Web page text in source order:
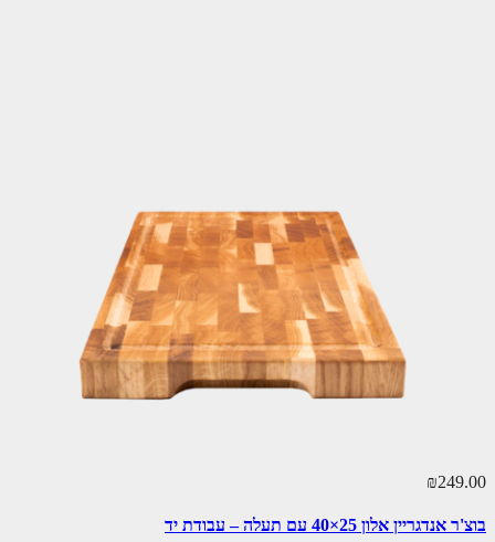
₪249.00
בוצ'ר אנדגריין אלון 25×40 עם תעלה – עבודת יד